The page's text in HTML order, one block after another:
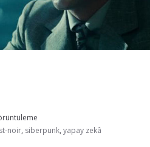
noir, siberpunk, yapay zekâ